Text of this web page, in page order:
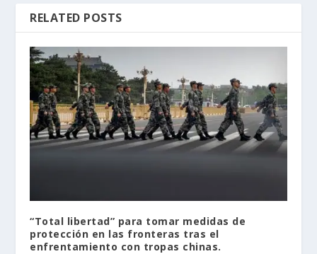
RELATED POSTS
“Total libertad” para tomar medidas de
protección en las fronteras tras el
enfrentamiento con tropas chinas.